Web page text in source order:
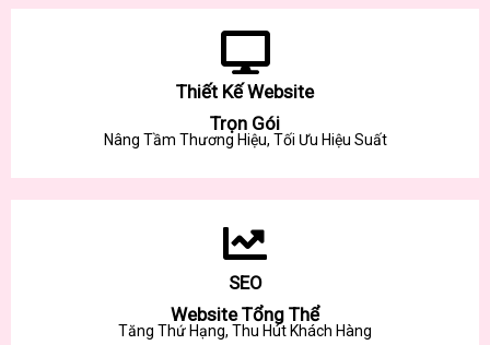
Thiết Kế Website
Trọn Gói
Nâng Tầm Thương Hiệu, Tối Ưu Hiệu Suất
SEO
Website Tổng Thể
Tăng Thứ Hạng, Thu Hút Khách Hàng